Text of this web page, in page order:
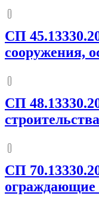
СП
сооружения,
СП
строительства
СП
ограждающие